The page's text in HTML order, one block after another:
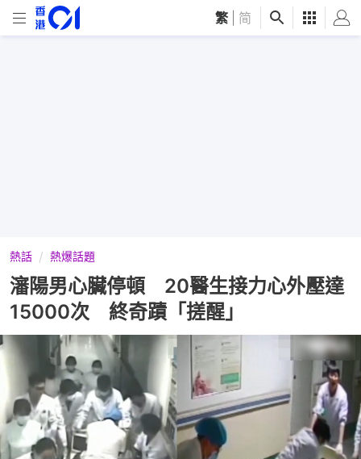
繁 简
熱話 熱爆話題
瀋陽男心臟停頓 20醫生接力心外壓達
15000次 終奇蹟「搓醒」